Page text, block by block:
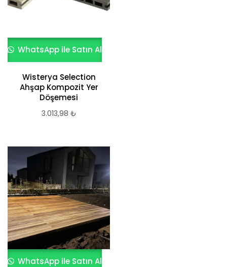
WhatsApp ile Satın Al
Wisterya Selection
Ahşap Kompozit Yer
Döşemesi
3.013,98 ₺
WhatsApp ile Satın Al